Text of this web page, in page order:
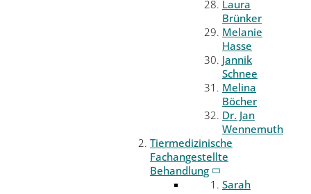
Laura
Brünker
Melanie
Hasse
Jannik
Schnee
Melina
Böcher
Dr. Jan
Wennemuth
Tiermedizinische
Fachangestellte
Behandlung
Sarah